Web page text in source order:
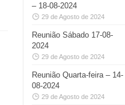
– 18-08-2024
29 de Agosto de 2024
Reunião Sábado 17-08-
2024
29 de Agosto de 2024
Reunião Quarta-feira – 14-
08-2024
29 de Agosto de 2024